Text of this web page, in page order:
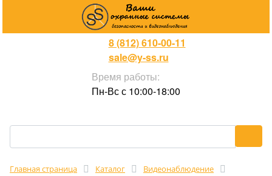
8 (812) 610-00-11
sale@y-ss.ru
Время работы:
Пн-Вс с 10:00-18:00
Главная страница Каталог
Видеонаблюдение